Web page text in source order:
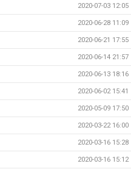
2020-07-03 12:05
2020-06-28 11:09
2020-06-21 17:55
2020-06-14 21:57
2020-06-13 18:16
2020-06-02 15:41
2020-05-09 17:50
2020-03-22 16:00
2020-03-16 15:28
2020-03-16 15:12